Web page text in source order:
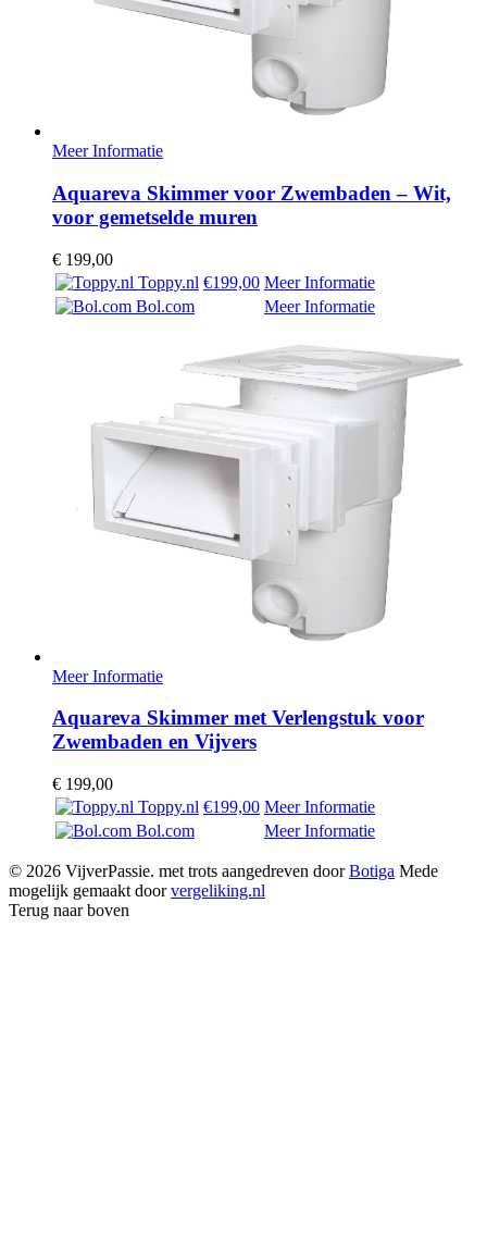
Meer Informatie
Aquareva Skimmer voor Zwembaden – Wit,
voor gemetselde muren
€ 199,00
Toppy.nl €199,00 Meer Informatie
Bol.com
Meer Informatie
Meer Informatie
Aquareva Skimmer met Verlengstuk voor
Zwembaden en Vijvers
€ 199,00
Toppy.nl €199,00 Meer Informatie
Bol.com
Meer Informatie
© 2026 VijverPassie. met trots aangedreven doorBotiga Mede
mogelijk gemaakt doorvergeliking.nl
Terug naar boven